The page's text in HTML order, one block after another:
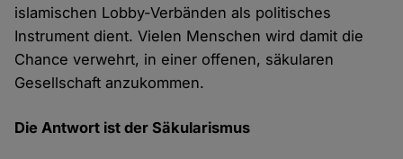
islamischen Lobby-Verbänden als politisches
Instrument dient. Vielen Menschen wird damit die
Chance verwehrt, in einer offenen, säkularen
Gesellschaft anzukommen.
Die Antwort ist der Säkularismus